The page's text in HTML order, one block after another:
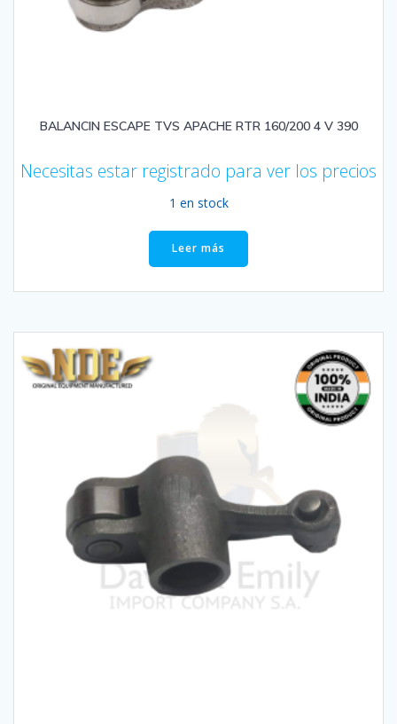
BALANCIN ESCAPE TVS APACHE RTR 160/200 4 V 390
Necesitas estar registrado para ver los precios
1 en stock
Leer más